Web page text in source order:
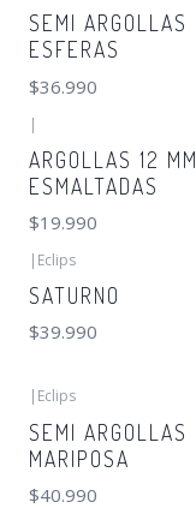
SEMI ARGOLLAS
ESFERAS
$36.990
|
ARGOLLAS 12 MM
ESMALTADAS
$19.990
| Eclips
SATURNO
$39.990
| Eclips
SEMI ARGOLLAS
MARIPOSA
$40.990